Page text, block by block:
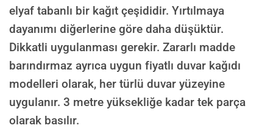
elyaf tabanlı bir kağıt çeşididir. Yırtılmaya
dayanımı diğerlerine göre daha düşüktür.
Dikkatli uygulanması gerekir. Zararlı madde
barındırmaz ayrıca uygun fiyatlı duvar kağıdı
modelleri olarak, her türlü duvar yüzeyine
uygulanır. 3 metre yüksekliğe kadar tek parça
olarak basılır.